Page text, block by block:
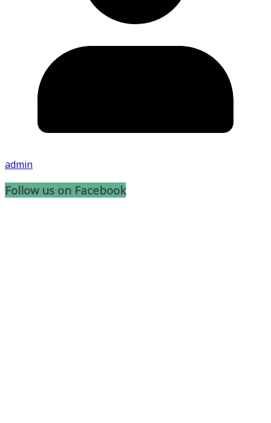
admin
Follow us on Facebook